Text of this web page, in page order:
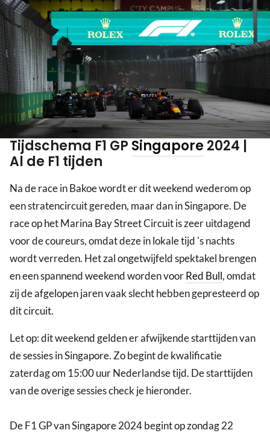
Tijdschema F1 GP Singapore2024 |
Al de F1 tijden
Na de race in Bakoe wordt er dit weekend wederom op
een stratencircuit gereden, maar dan in Singapore. De
race op het Marina Bay Street Circuit is zeer uitdagend
voor de coureurs, omdat deze in lokale tijd 's nachts
wordt verreden. Het zal ongetwijfeld spektakel brengen
en een spannend weekend worden voorRed Bull, omdat
zij de afgelopen jaren vaak slecht hebben gepresteerd op
dit circuit.
Let op: dit weekend gelden er afwijkende starttijden van
de sessies in Singapore. Zo begint de kwalificatie
zaterdag om 15:00 uur Nederlandse tijd. De starttijden
van de overige sessies check je hieronder.
De F1 GP van Singapore 2024 begint op zondag 22